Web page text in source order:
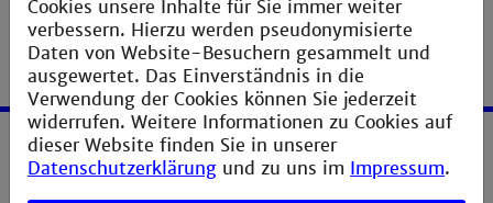
Service
Cookies unsere Inhalte für Sie immer weiter
verbessern. Hierzu werden pseudonymisierte
Daten von Website-Besuchern gesammelt und
ausgewertet. Das Einverständnis in die
Verwendung der Cookies können Sie jederzeit
widerrufen. Weitere Informationen zu Cookies auf
dieser Website finden Sie in unserer
Datenschutzerklärung und zu uns im Impressum.